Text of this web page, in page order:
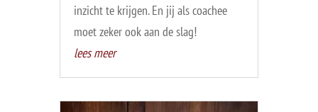
inzicht te krijgen. En jij als coachee
moet zeker ook aan de slag!
lees meer